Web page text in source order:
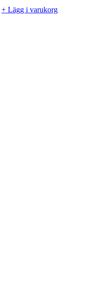
+ Lägg i varukorg